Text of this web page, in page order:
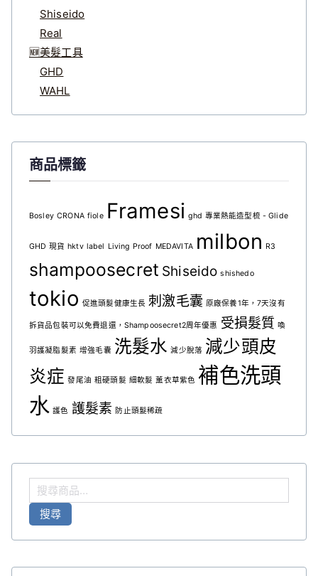
Shiseido
Real
🆕美髮工具
GHD
WAHL
商品標籤
Bosley CRONA fiole Framesi ghd 專業熱能造型梳 - Glide
GHD 現貨 hktv label Living Proof MEDAVITA milbon R3
shampoosecret Shiseido shishedo
tokio 促進頭髮健康生長 刺激毛囊 原廠保養1年，7天沒有
拆貨品包裝可以免費退還，Shampoosecret2周年優惠 受損髮質 喚
羽護凝脂髮素 增強毛囊 洗髮水 減少脫落 減少頭皮
炎症 發尾油 粗硬頭髮 細軟髮 薰衣草紫色 補色洗頭
水 護色 護髮素 防止頭髮稀疏
搜
尋
搜尋